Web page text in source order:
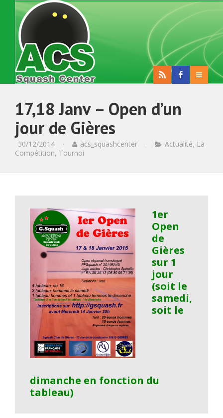
17,18 Janv – Open d’un
jour de Gières
30/12/2014 · acs_squashcenter · Actualité, La
Compétition, Tournoi
1er
Open
de
Gières
sur 1
jour
(soit le
samedi,
soit le
dimanche en fonction du
tableau)